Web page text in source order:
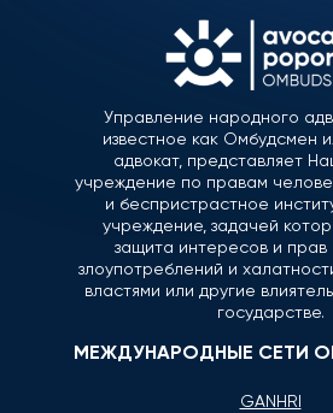
Управление народного
известное как Омбудсмен
адвокат, представляет
учреждение по правам
и беспристрастное
учреждение, задачей
защита интересов и прав
злоупотреблений и
властями или другие
государстве.
МЕЖДУНАРОДНЫЕ СЕТИ
GANHRI